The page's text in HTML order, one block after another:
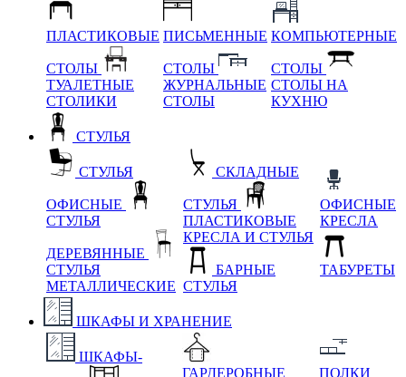
ПЛАСТИКОВЫЕ
СТОЛЫ
ТУАЛЕТНЫЕ
СТОЛИКИ
ПИСЬМЕННЫЕ
СТОЛЫ
ЖУРНАЛЬНЫЕ
СТОЛЫ
КОМПЬЮТЕРНЫЕ
СТОЛЫ
СТОЛЫ НА
КУХНЮ
СТУЛЬЯ
СТУЛЬЯ
ОФИСНЫЕ
СТУЛЬЯ
ДЕРЕВЯННЫЕ
СТУЛЬЯ
МЕТАЛЛИЧЕСКИЕ
СКЛАДНЫЕ
СТУЛЬЯ
ПЛАСТИКОВЫЕ
КРЕСЛА И СТУЛЬЯ
БАРНЫЕ
СТУЛЬЯ
ОФИСНЫЕ
КРЕСЛА
ТАБУРЕТЫ
ШКАФЫ И ХРАНЕНИЕ
ШКАФЫ-
ГАРДЕРОБНЫЕ
ПОЛКИ